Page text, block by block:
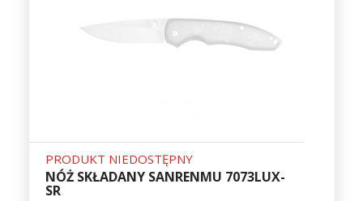
PRODUKT NIEDOSTĘPNY
NÓŻ SKŁADANY SANRENMU 7073LUX-
SR